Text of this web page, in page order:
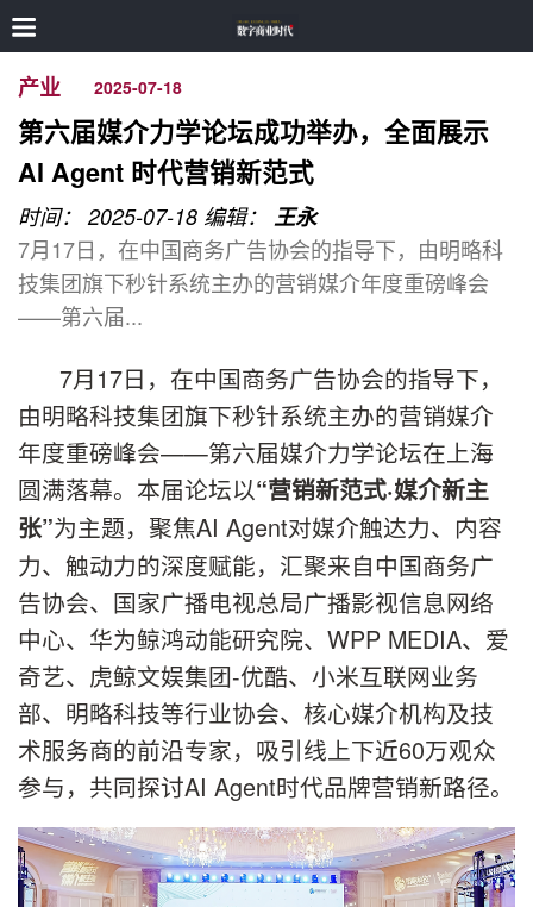
产业 2025-07-18
第六届媒介力学论坛成功举办，全面展示
AI Agent 时代营销新范式
时间： 2025-07-18 编辑： 王永
7月17日，在中国商务广告协会的指导下，由明略科
技集团旗下秒针系统主办的营销媒介年度重磅峰会
——第六届...
7月17日，在中国商务广告协会的指导下，
由明略科技集团旗下秒针系统主办的营销媒介
年度重磅峰会——第六届媒介力学论坛在上海
圆满落幕。本届论坛以“营销新范式·媒介新主
张”为主题，聚焦AI Agent对媒介触达力、内容
力、触动力的深度赋能，汇聚来自中国商务广
告协会、国家广播电视总局广播影视信息网络
中心、华为鲸鸿动能研究院、WPP MEDIA、爱
奇艺、虎鲸文娱集团-优酷、小米互联网业务
部、明略科技等行业协会、核心媒介机构及技
术服务商的前沿专家，吸引线上下近60万观众
参与，共同探讨AI Agent时代品牌营销新路径。